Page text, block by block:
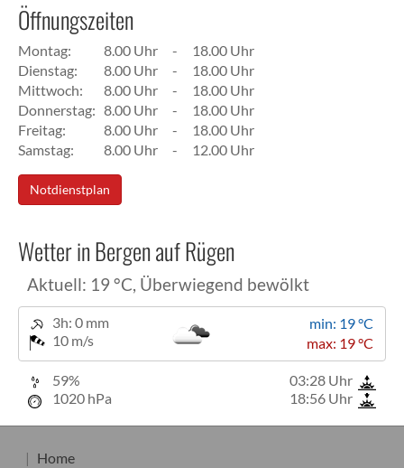
Öffnungszeiten
Montag: 8.00 Uhr -
18.00 Uhr
Dienstag:
8.00 Uhr -
18.00 Uhr
Mittwoch:
8.00 Uhr -
18.00 Uhr
Donnerstag: 8.00 Uhr -
18.00 Uhr
Freitag:
8.00 Uhr -
18.00 Uhr
Samstag:
8.00 Uhr - 12.00 Uhr
Notdienstplan
Wetter in Bergen auf Rügen
Aktuell: 19 °C, Überwiegend bewölkt
3h: 0 mm
10 m/s
min: 19 °C
max: 19 °C
59%
03:28 Uhr
1020 hPa
18:56 Uhr
Home